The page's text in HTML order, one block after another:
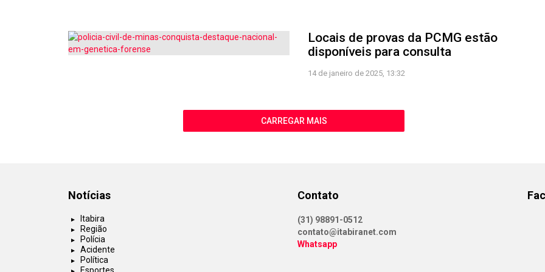
Locais de provas da PCMG estão
disponíveis para consulta
14 de janeiro de 2025, 13:32
CARREGAR MAIS
Notícias
Itabira
Região
Polícia
Acidente
Política
Contato
(31) 98891-0512
contato@itabiranet.com
Whatsapp